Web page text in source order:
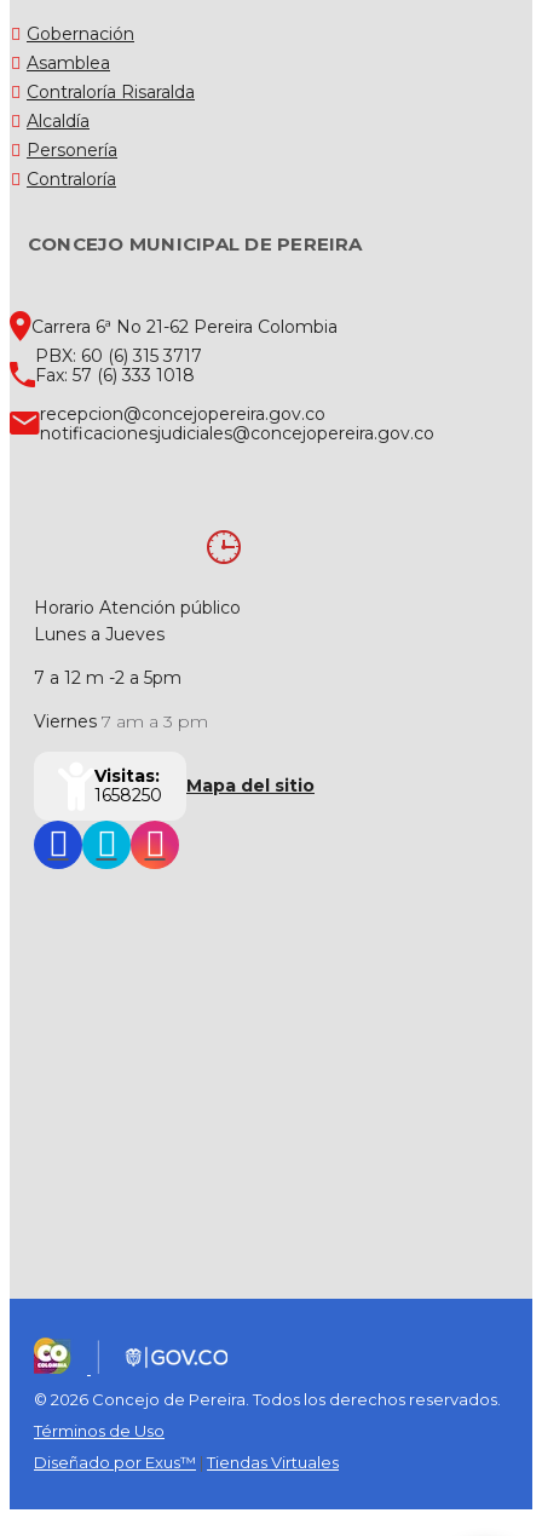
Gobernación
Asamblea
Contraloría Risaralda
Alcaldía
Personería
Contraloría
CONCEJO MUNICIPAL DE PEREIRA
Carrera 6ª No 21-62 Pereira Colombia
PBX: 60 (6) 315 3717
Fax: 57 (6) 333 1018
recepcion@concejopereira.gov.co
notificacionesjudiciales@concejopereira.gov.co
Horario Atención público
Lunes a Jueves
7 a 12 m -2 a 5pm
Viernes 7 am a 3 pm
Visitas:
1658250
Mapa del sitio
© 2026 Concejo de Pereira. Todos los derechos reservados.
Términos de Uso
Diseñado por Exus™ |Tiendas Virtuales